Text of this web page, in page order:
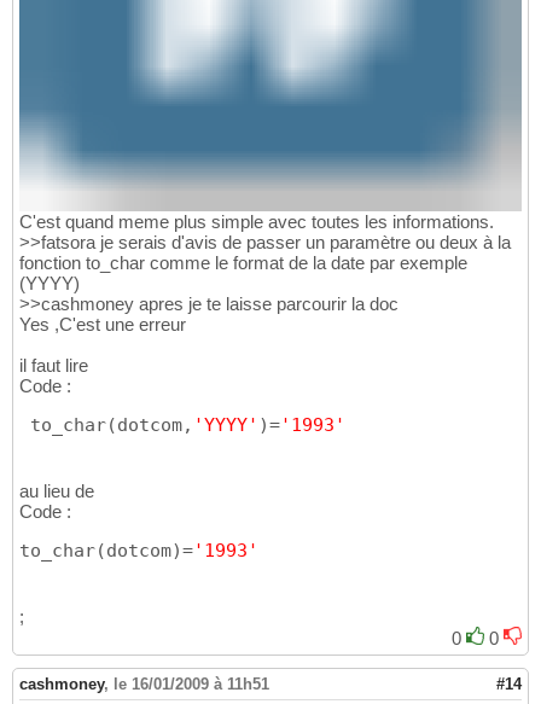
C'est quand meme plus simple avec toutes les informations.
>>fatsora je serais d'avis de passer un paramètre ou deux à la
fonction to_char comme le format de la date par exemple
(YYYY)
>>cashmoney apres je te laisse parcourir la doc
Yes ,C'est une erreur
il faut lire
Code :
to_char(dotcom, 'YYYY' )='1993'
au lieu de
Code :
to_char(dotcom)='1993'
;
0
0
cashmoney, le 16/01/2009 à 11h51 #14